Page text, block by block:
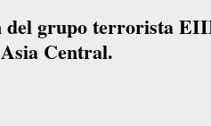
del grupo terrorista
Central.